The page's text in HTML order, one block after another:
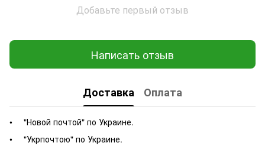
Добавьте первый отзыв
Написать отзыв
Доставка Оплата
"Новой почтой" по Украине.
"Укрпочтою" по Украине.